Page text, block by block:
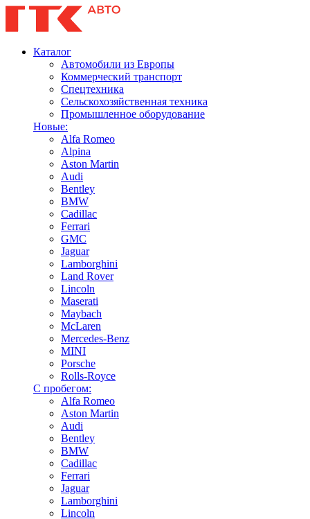
Каталог
Автомобили из Европы
Коммерческий транспорт
Спецтехника
Сельскохозяйственная техника
Промышленное оборудование
Новые:
Alfa Romeo
Alpina
Aston Martin
Audi
Bentley
BMW
Cadillac
Ferrari
GMC
Jaguar
Lamborghini
Land Rover
Lincoln
Maserati
Maybach
McLaren
Mercedes-Benz
MINI
Porsche
Rolls-Royce
С пробегом:
Alfa Romeo
Aston Martin
Audi
Bentley
BMW
Cadillac
Ferrari
Jaguar
Lamborghini
Lincoln